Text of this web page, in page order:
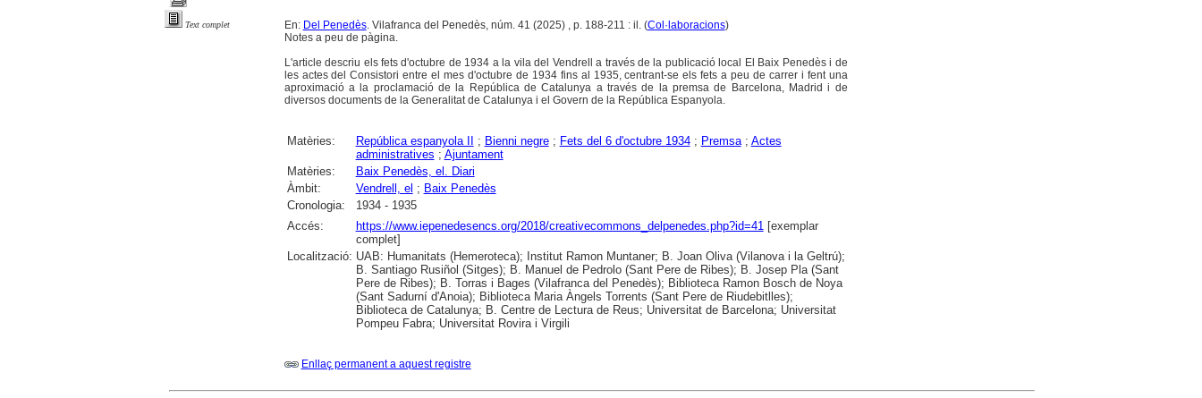
Text complet En: Del Penedès. Vilafranca del Penedès, núm. 41 (2025) , p. 188-211 : il. (Col·laboracions)
Notes a peu de pàgina.
L'article descriu els fets d'octubre de 1934 a la vila del Vendrell a través de la publicació local El Baix Penedès i de
les actes del Consistori entre el mes d'octubre de 1934 fins al 1935, centrant-se els fets a peu de carrer i fent una
aproximació a la proclamació de la República de Catalunya a través de la premsa de Barcelona, Madrid i de
diversos documents de la Generalitat de Catalunya i el Govern de la República Espanyola.
Matèries: República espanyola II ; Bienni negre; Fets del 6 d'octubre 1934; Premsa; Actes
administratives ; Ajuntament
Matèries:
Baix Penedès, el. Diari
Àmbit:
Vendrell, el ; Baix Penedès
Cronologia:
1934 - 1935
Accés:
https://www.iepenedesencs.org/2018/creativecommons_delpenedes.php?id=41 [exemplar
complet]
Localització: UAB: Humanitats (Hemeroteca); Institut Ramon Muntaner; B. Joan Oliva (Vilanova i la Geltrú);
B. Santiago Rusiñol (Sitges); B. Manuel de Pedrolo (Sant Pere de Ribes); B. Josep Pla (Sant
Pere de Ribes); B. Torras i Bages (Vilafranca del Penedès); Biblioteca Ramon Bosch de Noya
(Sant Sadurní d'Anoia); Biblioteca Maria Àngels Torrents (Sant Pere de Riudebitlles);
Biblioteca de Catalunya; B. Centre de Lectura de Reus; Universitat de Barcelona; Universitat
Pompeu Fabra; Universitat Rovira i Virgili
Enllaç permanent a aquest registre